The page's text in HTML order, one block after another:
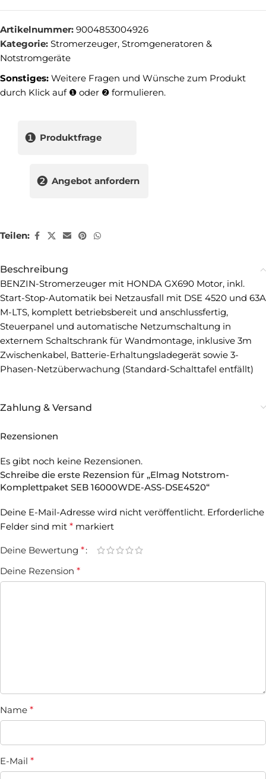
Artikelnummer: 9004853004926
Kategorie: Stromerzeuger, Stromgeneratoren &
Notstromgeräte
Sonstiges: Weitere Fragen und Wünsche zum Produkt
durch Klick auf ❶ oder ❷ formulieren.
❶ Produktfrage
❷ Angebot anfordern
Teilen:
Beschreibung
BENZIN-Stromerzeuger mit HONDA GX690 Motor, inkl.
Start-Stop-Automatik bei Netzausfall mit DSE 4520 und 63A
M-LTS, komplett betriebsbereit und anschlussfertig,
Steuerpanel und automatische Netzumschaltung in
externem Schaltschrank für Wandmontage, inklusive 3m
Zwischenkabel, Batterie-Erhaltungsladegerät sowie 3-
Phasen-Netzüberwachung (Standard-Schalttafel entfällt)
Zahlung & Versand
Rezensionen
Es gibt noch keine Rezensionen.
Schreibe die erste Rezension für „Elmag Notstrom-
Komplettpaket SEB 16000WDE-ASS-DSE4520“
Deine E-Mail-Adresse wird nicht veröffentlicht. Erforderliche
Felder sind mit * markiert
Deine Bewertung *
Deine Rezension *
Name *
E-Mail *